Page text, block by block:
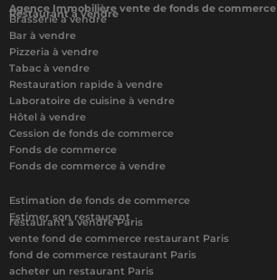
Agence Immobilière vente de fonds de commerce
Restaurant à vendre
Brasserie à vendre
Bar à vendre
Pizzeria à vendre
Tabac à vendre
Restauration rapide à vendre
Laboratoire de cuisine à vendre
Hôtel à vendre
Cession de fonds de commerce
Fonds de commerce
Fonds de commerce à vendre
Estimation de fonds de commerce
Estimer son restaurant
restaurant à vendre Paris
vente fond de commerce restaurant Paris
fond de commerce restaurant Paris
acheter un restaurant Paris